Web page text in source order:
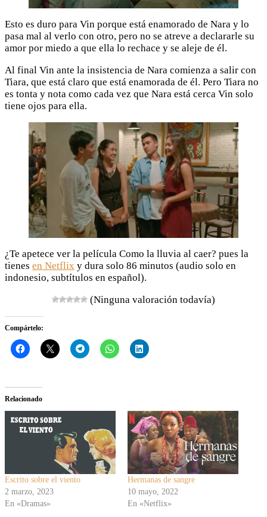
Esto es duro para Vin porque está enamorado de Nara y lo
pasa mal al verlo con otro, pero no se atreve a declararle su
amor por miedo a que ella lo rechace y se aleje de él.
Al final Vin ante la insistencia de Nara comienza a salir con
Tiara, que está claro que está enamorada de él. Pero Tiara no
es tonta y nota como cada vez que Nara está cerca Vin solo
tiene ojos para ella.
¿Te apetece ver la película Como la lluvia al caer? pues la
tienes en Netflix y dura solo 86 minutos (audio solo en
indonesio, subtítulos en español).
(Ninguna valoración todavía)
Compártelo:
Relacionado
Escrito sobre el viento
2 marzo, 2023
En «Dramas»
Hermanas de sangre
10 mayo, 2022
En «Netflix»